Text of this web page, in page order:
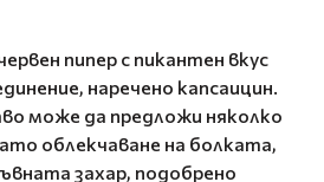
пипер с пикантен вкус
наречено капсаицин.
може да предложи няколко
облекчаване на болката,
захар, подобрено